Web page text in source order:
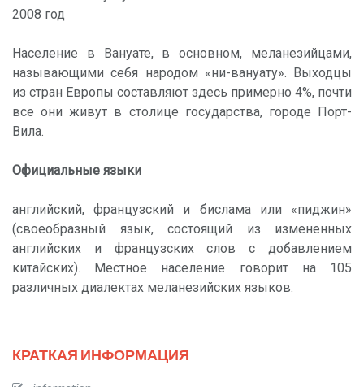
2008 год
Население в Вануате, в основном, меланезийцами,
называющими себя народом «ни-вануату». Выходцы
из стран Европы составляют здесь примерно 4%, почти
все они живут в столице государства, городе Порт-
Вила.
Официальные языки
английский, французский и бислама или «пиджин»
(своеобразный язык, состоящий из измененных
английских и французских слов с добавлением
китайских). Местное население говорит на 105
различных диалектах меланезийских языков.
КРАТКАЯ ИНФОРМАЦИЯ